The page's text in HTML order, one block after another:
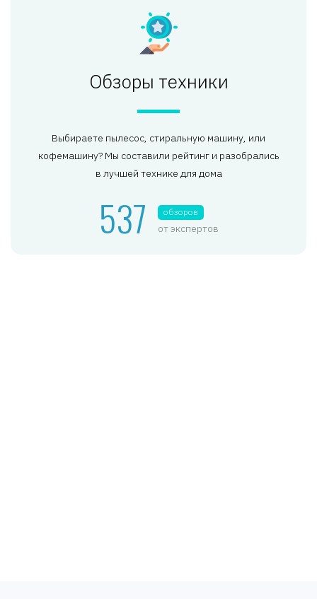
Обзоры техники
Выбираете пылесос, стиральную машину, или
кофемашину? Мы составили рейтинг и разобрались
в лучшей технике для дома
537 обзоров
от экспертов